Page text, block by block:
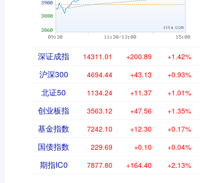
深证成指 14311.01 +200.89 +1.42%
沪深300 4694.44 +43.13 +0.93%
北证50 1134.24 +11.37 +1.01%
创业板指 3563.12 +47.56 +1.35%
基金指数 7242.10 +12.30 +0.17%
国债指数 229.69 +0.10 +0.04%
期指IC0 7877.80 +164.40 +2.13%